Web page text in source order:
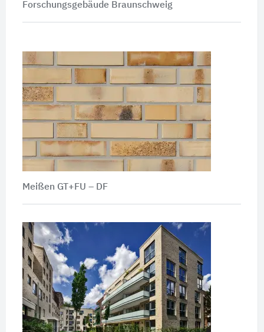
Forschungsgebäude Braunschweig
Meißen GT+FU – DF